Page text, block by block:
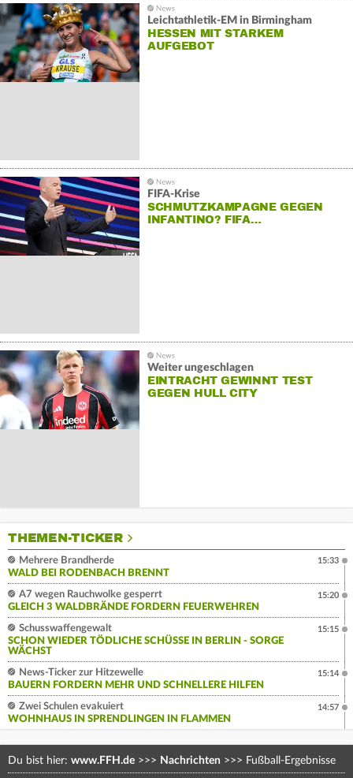
Leichtathletik-EM in Birmingham
HESSEN MIT STARKEM
AUFGEBOT
FIFA-Krise
SCHMUTZKAMPAGNE GEGEN
INFANTINO? FIFA…
Weiter ungeschlagen
EINTRACHT GEWINNT TEST
GEGEN HULL CITY
THEMEN-TICKER
Mehrere Brandherde
WALD BEI RODENBACH BRENNT
15:33
A7 wegen Rauchwolke gesperrt
GLEICH 3 WALDBRÄNDE FORDERN FEUERWEHREN
15:20
Schusswaffengewalt
SCHON WIEDER TÖDLICHE SCHÜSSE IN BERLIN - SORGE
WÄCHST
15:15
News-Ticker zur Hitzewelle
BAUERN FORDERN MEHR UND SCHNELLERE HILFEN
15:14
Zwei Schulen evakuiert
WOHNHAUS IN SPRENDLINGEN IN FLAMMEN
14:57
Du bist hier: www.FFH.de >>> Nachrichten >>> Fußball-Ergebnisse